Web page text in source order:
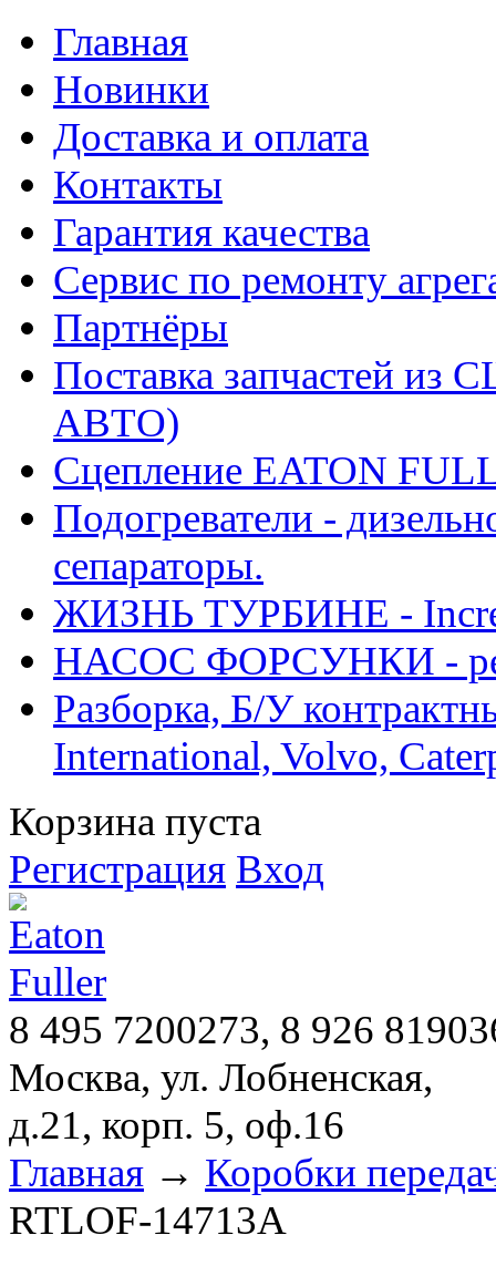
Главная
Новинки
Доставка и оплата
Контакты
Гарантия качества
Сервис по ремонту
Партнёры
Поставка запчастей
АВТО)
Сцепление EATON
Подогреватели -
сепараторы.
ЖИЗНЬ ТУРБИНЕ -
НАСОС ФОРСУНКИ -
Разборка, Б/У
International, Volvo,
Корзина пуста
Регистрация Вход
8 495 7200273, 8 926
Москва, ул. Лобненская,
д.21, корп. 5, оф.16
Главная → Коробки
RTLOF-14713A